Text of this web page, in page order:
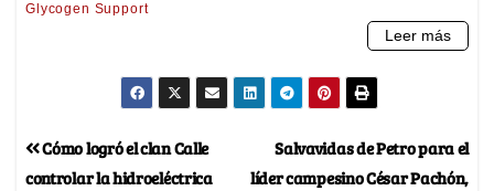
Salvavidas de Petro para el
líder campesino César Pachón,
Cómo logró el clan Calle
controlar la hidroeléctrica